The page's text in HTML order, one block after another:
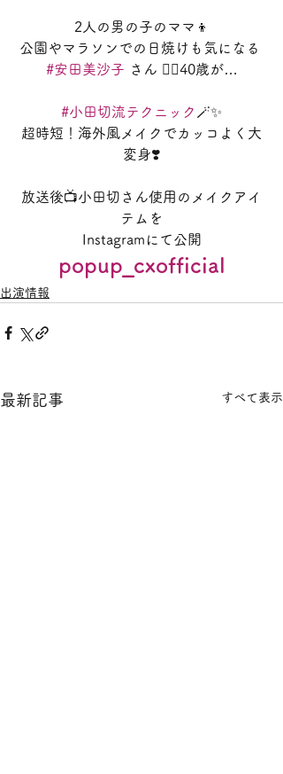
2人の男の子のママ👦
公園やマラソンでの日焼けも気になる
#安田美沙子 さん 🤷‍♀️40歳が…
#小田切流テクニック 🪄✨
超時短！海外風メイクでカッコよく大
変身❣️
放送後📺小田切さん使用のメイクアイ
テムを
Instagramにて公開
popup_cxofficial
出演情報
最新記事 すべて表示